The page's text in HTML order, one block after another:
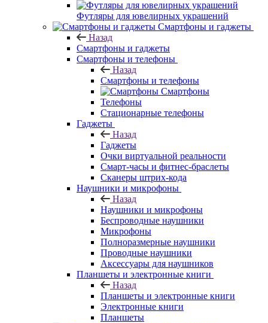
Футляры для ювелирных украшений
Смартфоны и гаджеты
Назад
Смартфоны и гаджеты
Смартфоны и телефоны
Назад
Смартфоны и телефоны
Смартфоны
Телефоны
Стационарные телефоны
Гаджеты
Назад
Гаджеты
Очки виртуальной реальности
Смарт-часы и фитнес-браслеты
Сканеры штрих-кода
Наушники и микрофоны
Назад
Наушники и микрофоны
Беспроводные наушники
Микрофоны
Полноразмерные наушники
Проводные наушники
Аксессуары для наушников
Планшеты и электронные книги
Назад
Планшеты и электронные книги
Электронные книги
Планшеты